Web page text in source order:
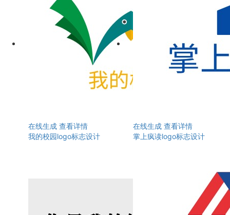
在线生成 查看详情
我的校园logo标志设计
在线生成 查看详情
掌上疯读logo标志设计